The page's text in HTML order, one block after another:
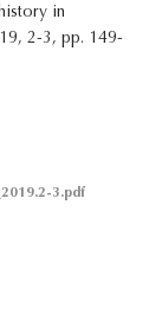
in
2-3, pp. 149-
3.pdf